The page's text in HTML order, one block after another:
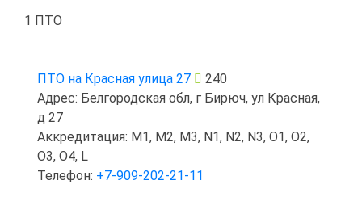
1 ПТО
ПТО на Красная улица 27
240
Адрес: Белгородская обл, г Бирюч, ул Красная,
д 27
Аккредитация: M1, M2, M3, N1, N2, N3, O1, O2,
O3, O4, L
Телефон: +7-909-202-21-11